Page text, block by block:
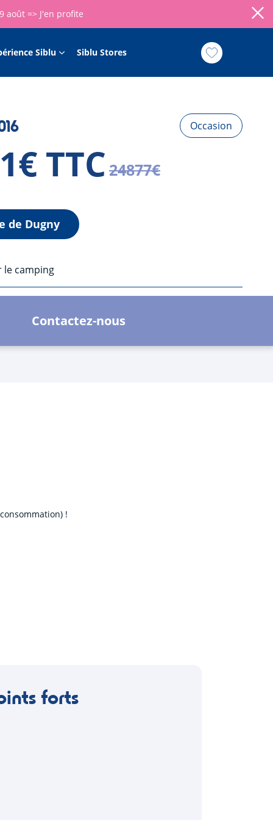
août => J'en profite
Siblu Siblu Stores
Occasion
TTC 24877€
de Dugny
le camping
Contactez-nous
!
forts